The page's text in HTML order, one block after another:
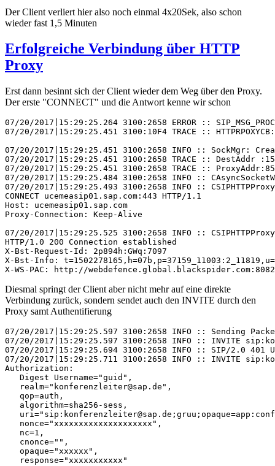
Der Client verliert hier also noch einmal 4x20Sek, also schon
wieder fast 1,5 Minuten
Erfolgreiche Verbindung über HTTP
Proxy
Erst dann besinnt sich der Client wieder dem Weg über den Proxy.
Der erste "CONNECT" und die Antwort kenne wir schon
07/20/2017|15:29:25.264 3100:2658 ERROR ::
07/20/2017|15:29:25.451 3100:10F4 TRACE ::
07/20/2017|15:29:25.451 3100:2658 INFO :: SockMgr:
07/20/2017|15:29:25.451 3100:2658 TRACE :: DestAddr
07/20/2017|15:29:25.451 3100:2658 TRACE ::
07/20/2017|15:29:25.484 3100:2658 INFO ::
07/20/2017|15:29:25.493 3100:2658 INFO ::
CONNECT ucemeasip01.sap.com:443 HTTP/1.1
Host: ucemeasip01.sap.com
Proxy-Connection: Keep-Alive
07/20/2017|15:29:25.525 3100:2658 INFO ::
HTTP/1.0 200 Connection established
X-Bst-Request-Id: 2p894h:GWq:7097
X-Bst-Info:
X-WS-PAC: http://
Diesmal springt der Client aber nicht mehr auf eine direkte
Verbindung zurück, sondern sendet auch den INVITE durch den
Proxy samt Authentifierung
07/20/2017|15:29:25.597 3100:2658 INFO :: Sending
07/20/2017|15:29:25.597 3100:2658 INFO :: INVITE
07/20/2017|15:29:25.694 3100:2658 INFO :: SIP/2.0 401
07/20/2017|15:29:25.711 3100:2658 INFO :: INVITE
Authorization:
Digest Username="guid",
realm="konferenzleiter@sap.de",
qop=auth,
algorithm=sha256-sess,
nonce="xxxxxxxxxxxxxxxxxxxx",
nc=1,
cnonce="",
opaque="xxxxxx",
response="xxxxxxxxxxx"